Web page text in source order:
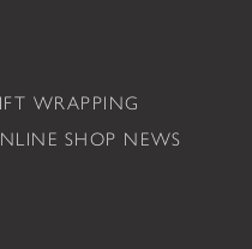
WRAPPING
SHOP NEWS